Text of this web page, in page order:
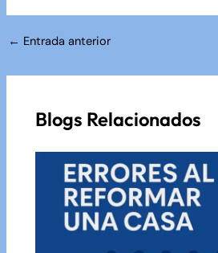
Navegación
entradas
← Entrada anterior
Blogs Relacionados